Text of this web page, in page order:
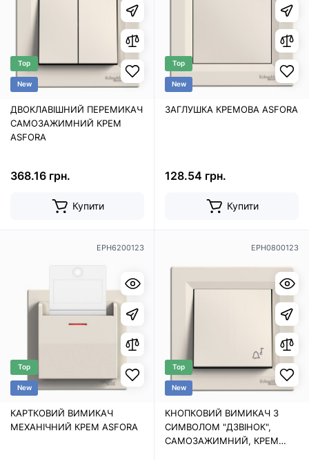
Top
New
ДВОКЛАВІШНИЙ ПЕРЕМИКАЧ
САМОЗАЖИМНИЙ КРЕМ
ASFORA
368.16 грн.
Купити
Top
New
ЗАГЛУШКА КРЕМОВА ASFORA
128.54 грн.
Купити
EPH6200123
Top
New
КАРТКОВИЙ ВИМИКАЧ
МЕХАНІЧНИЙ КРЕМ ASFORA
EPH0800123
Top
New
КНОПКОВИЙ ВИМИКАЧ З
СИМВОЛОМ "ДЗВІНОК",
САМОЗАЖИМНИЙ, КРЕМ